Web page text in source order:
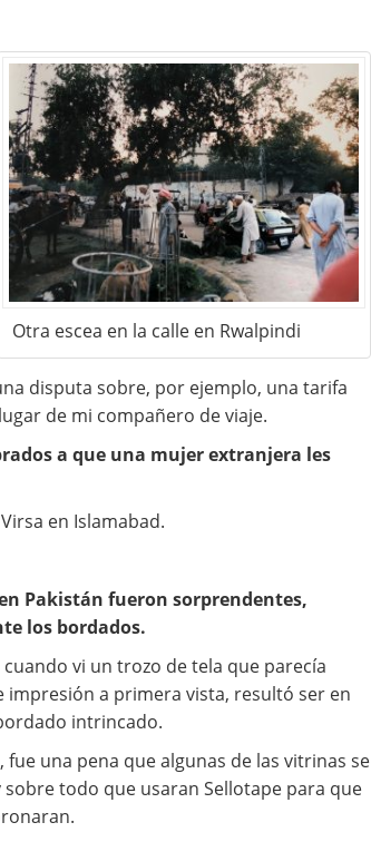
Otra escea en la calle en Rwalpindi
disputa sobre, por ejemplo, una tarifa
de mi compañero de viaje.
a que una mujer extranjera les
en Islamabad.
Pakistán fueron sorprendentes,
los bordados.
vi un trozo de tela que parecía
impresión a primera vista, resultó ser en
intrincado.
fue una pena que algunas de las vitrinas se
todo que usaran Sellotape para que